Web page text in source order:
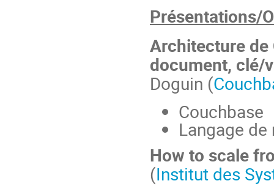
Présentations/
Architecture de
document, clé/
Doguin (
Couchbase
Langage de
How to scale
(Institut des